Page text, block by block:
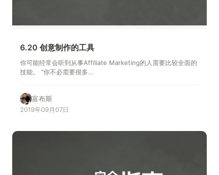
6.20 创意制作的工具
你可能经常会听到从事Affiliate Marketing的人需要比较全面的
技能。 “你不必需要很多...
富布斯
2019年09月07日